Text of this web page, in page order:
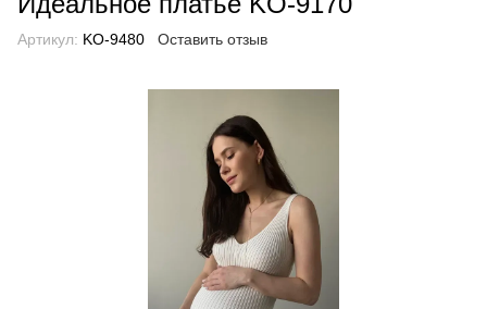
Артикул: KO-9480 Оставить отзыв